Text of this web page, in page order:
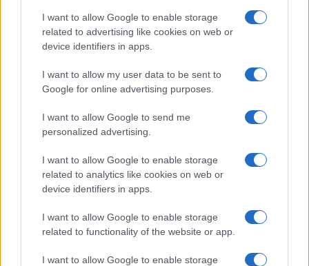
I want to allow Google to enable storage
related to advertising like cookies on web or
device identifiers in apps.
I want to allow my user data to be sent to
Google for online advertising purposes.
I want to allow Google to send me
personalized advertising.
I want to allow Google to enable storage
related to analytics like cookies on web or
device identifiers in apps.
I want to allow Google to enable storage
related to functionality of the website or app.
I want to allow Google to enable storage
La visione di Vito Tisci per il futuro del calcio giovanile
STORIA DEL CALCIO